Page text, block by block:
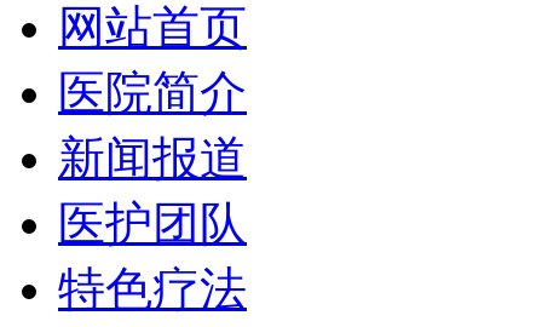
网站首页
医院简介
新闻报道
医护团队
特色疗法